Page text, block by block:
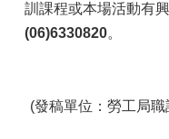
訓課程或本場活動有
(06)6330820。
(發稿單位：勞工局